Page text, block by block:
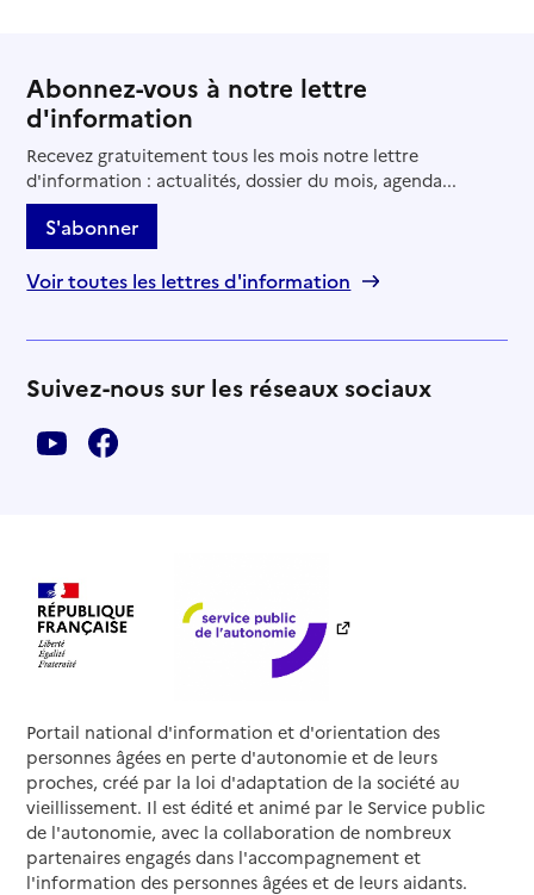
Abonnez-vous à notre lettre
d'information
Recevez gratuitement tous les mois notre lettre
d'information : actualités, dossier du mois, agenda...
S'abonner
Voir toutes les lettres d'information
Suivez-nous sur les réseaux sociaux
Portail national d'information et d'orientation des
personnes âgées en perte d'autonomie et de leurs
proches, créé par la loi d'adaptation de la société au
vieillissement. Il est édité et animé par le Service public
de l'autonomie, avec la collaboration de nombreux
partenaires engagés dans l'accompagnement et
l'information des personnes âgées et de leurs aidants.